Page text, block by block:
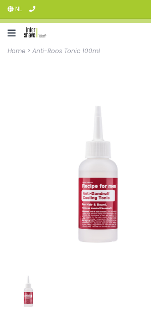
NL
Home > Anti-Roos Tonic 100ml